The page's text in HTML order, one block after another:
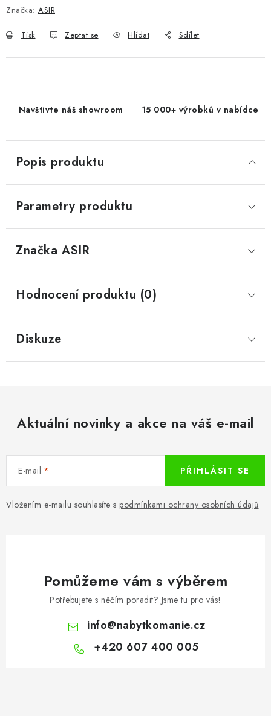
Značka: ASIR
Tisk Zeptat se Hlídat Sdílet
Navštivte náš showroom 15 000+ výrobků v nabídce
Popis produktu
Parametry produktu
Značka ASIR
Hodnocení produktu (0)
Diskuze
Aktuální novinky a akce na váš e-mail
E-mail
Vložením e-mailu souhlasíte s podmínkami ochrany osobních údajů
PŘIHLÁSIT SE
Pomůžeme vám s výběrem
Potřebujete s něčím poradit? Jsme tu pro vás!
info@nabytkomanie.cz
+420 607 400 005